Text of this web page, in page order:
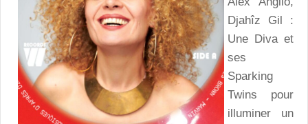
Djahîz Gil :
Une Diva et
ses
Sparking
Twins pour
illuminer un